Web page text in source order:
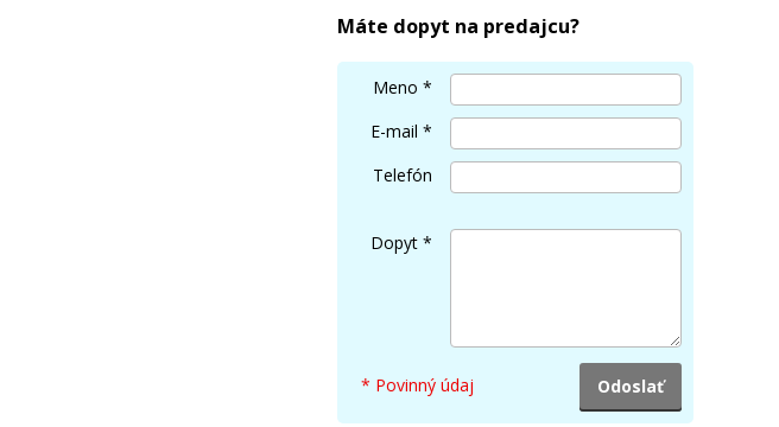
Máte dopyt na predajcu?
Meno *
E-mail *
Telefón
Dopyt *
* Povinný údaj